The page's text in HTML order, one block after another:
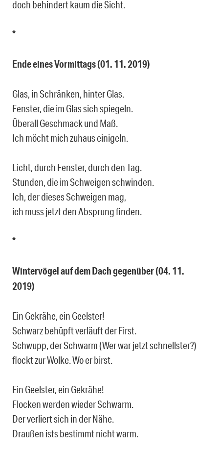
doch behindert kaum die Sicht.
*
Ende eines Vormittags (01. 11. 2019)
Glas, in Schränken, hinter Glas.
Fenster, die im Glas sich spiegeln.
Überall Geschmack und Maß.
Ich möcht mich zuhaus einigeln.
Licht, durch Fenster, durch den Tag.
Stunden, die im Schweigen schwinden.
Ich, der dieses Schweigen mag,
ich muss jetzt den Absprung finden.
*
Wintervögel auf dem Dach gegenüber (04. 11.
2019)
Ein Gekrähe, ein Geelster!
Schwarz behüpft verläuft der First.
Schwupp, der Schwarm (Wer war jetzt schnellster?)
flockt zur Wolke. Wo er birst.
Ein Geelster, ein Gekrähe!
Flocken werden wieder Schwarm.
Der verliert sich in der Nähe.
Draußen ists bestimmt nicht warm.